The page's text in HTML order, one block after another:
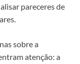
pareceres de
sobre a
atenção: a